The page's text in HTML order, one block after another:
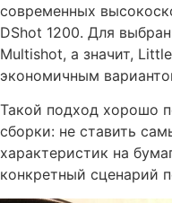
современных
DShot 1200. Для
Multishot, а значит,
экономичным
Такой подход хорошо
сборки: не ставить
характеристик на
конкретный сценарий